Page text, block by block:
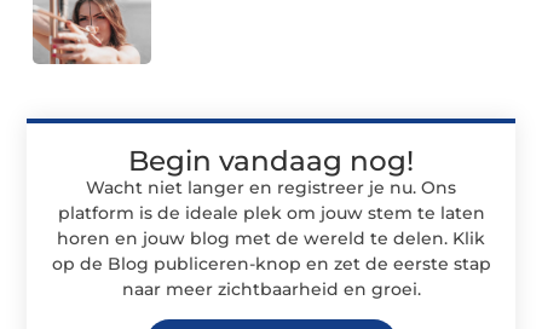
Begin vandaag nog!
Wacht niet langer en registreer je nu. Ons
platform is de ideale plek om jouw stem te laten
horen en jouw blog met de wereld te delen. Klik
op de Blog publiceren-knop en zet de eerste stap
naar meer zichtbaarheid en groei.